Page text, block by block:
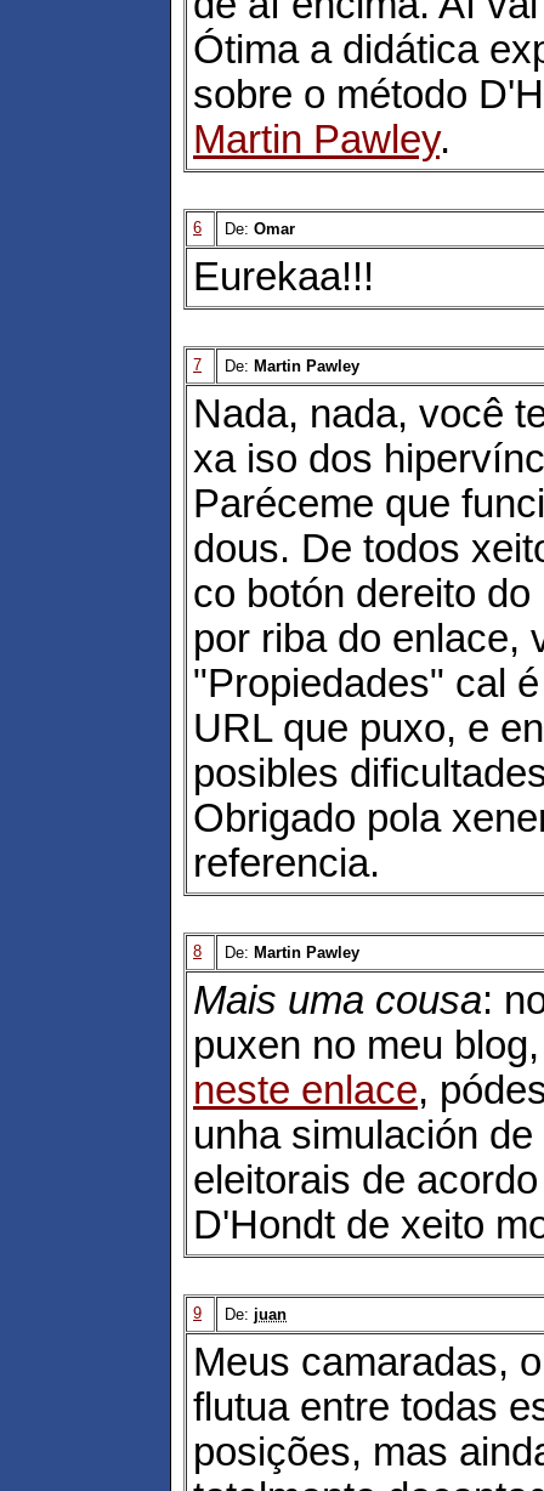
Ótima a didática
sobre o método
Martin Pawley.
6 De: Omar
Eurekaa!!!
7 De: Martin Pawley
Nada, nada, você
xa iso dos
Paréceme que
dous. De todos
co botón dereito
por riba do enlace,
"Propiedades" cal
URL que puxo, e
posibles
Obrigado pola
referencia.
8 De: Martin Pawley
Mais uma cousa:
puxen no meu
neste enlace,
unha simulación
eleitorais de
D'Hondt de xeito
9 De: juan
Meus camaradas,
flutua entre todas
posições, mas